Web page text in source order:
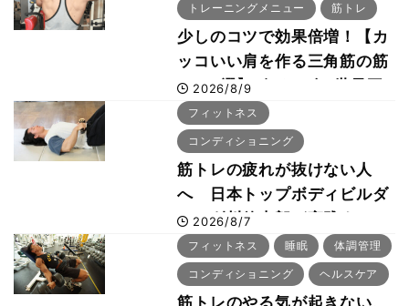
トレーニングメニュー 筋トレ
少しのコツで効果倍増！【カ
ッコいい肩を作る三角筋の筋
トレ6選】ボディビル世界王
者が解説！
2026/8/9
フィットネス
コンディショニング
筋トレの疲れが抜けない人
へ 日本トップボディビルダ
ー・刈川啓志郎が実践する
「回復習慣」
2026/8/7
フィットネス 睡眠 体調管理
コンディショニング ヘルスケア
筋トレのやる気が起きない、